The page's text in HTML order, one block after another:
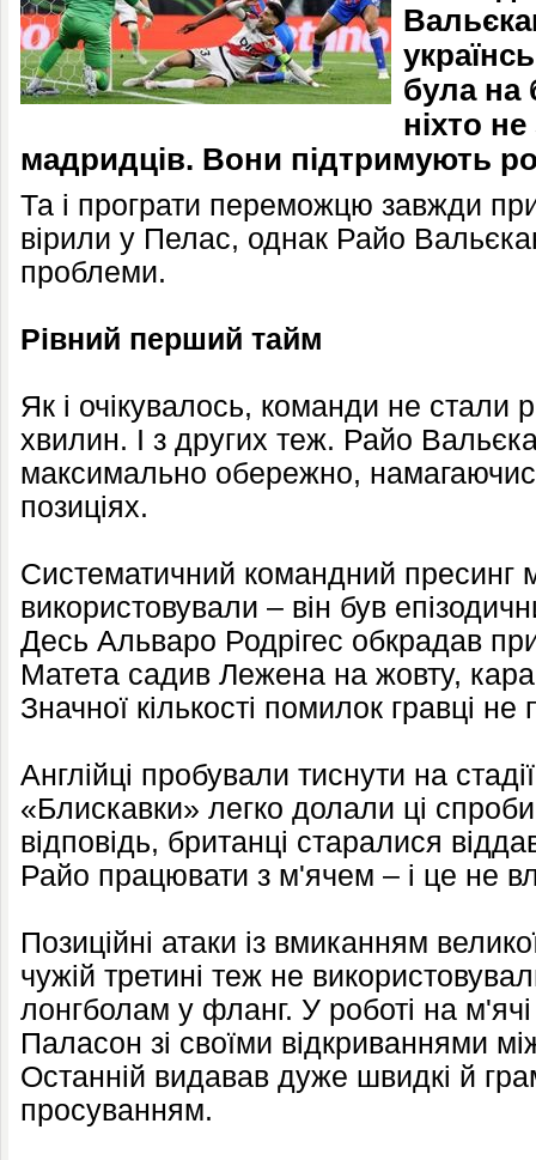
була на
ніхто
мадридців. Вони підтримують
Та і програти переможцю завжди
вірили у Пелас, однак Райо
проблеми.
Рівний перший тайм
Як і очікувалось, команди не стали
хвилин. І з других теж. Райо
максимально обережно,
позиціях.
Систематичний командний пресинг
використовували – він був
Десь Альваро Родрігес обкрадав
Матета садив Лежена на жовту,
Значної кількості помилок гравці
Англійці пробували тиснути на
«Блискавки» легко долали ці
відповідь, британці старалися
Райо працювати з м'ячем – і це не
Позиційні атаки із вмиканням
чужій третині теж не
лонгболам у фланг. У роботі на м'ячі
Паласон зі своїми відкриваннями
Останній видавав дуже швидкі й
просуванням.